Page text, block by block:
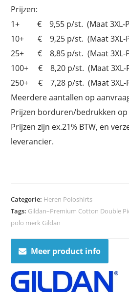
Prijzen:
1+ € 9,55 p/st. (Maat 3XL-
10+ € 9,25 p/st. (Maat 3XL-
25+ € 8,85 p/st. (Maat 3XL-
100+ € 8,20 p/st. (Maat 3XL-
250+ € 7,28 p/st. (Maat 3XL-
Meerdere aantallen op
Prijzen borduren/bedrukken op
Prijzen zijn ex.21% BTW, en
leverancier.
Categorie: Heren Poloshirts
Tags: Gildan–Premium Cotton Double
polo merk Gildan
Meer product info